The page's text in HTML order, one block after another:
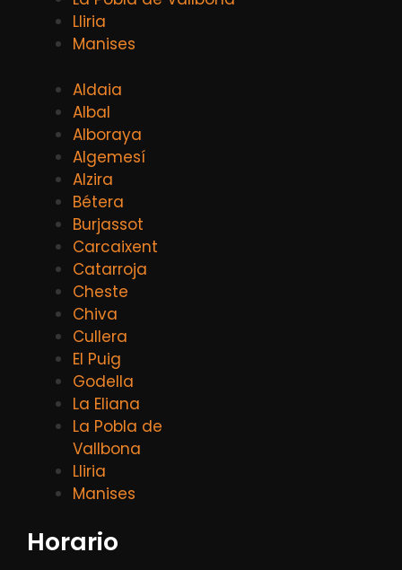
Lliria
Manises
Aldaia
Albal
Alboraya
Algemesí
Alzira
Bétera
Burjassot
Carcaixent
Catarroja
Cheste
Chiva
Cullera
El Puig
Godella
La Eliana
La Pobla de
Vallbona
Lliria
Manises
Horario